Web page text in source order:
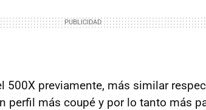
500X previamente, más similar
perfil más coupé y por lo tanto más